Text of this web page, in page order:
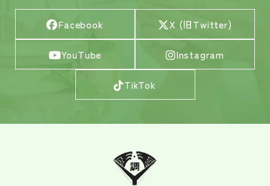
Facebook X (旧Twitter)
YouTube Instagram
TikTok